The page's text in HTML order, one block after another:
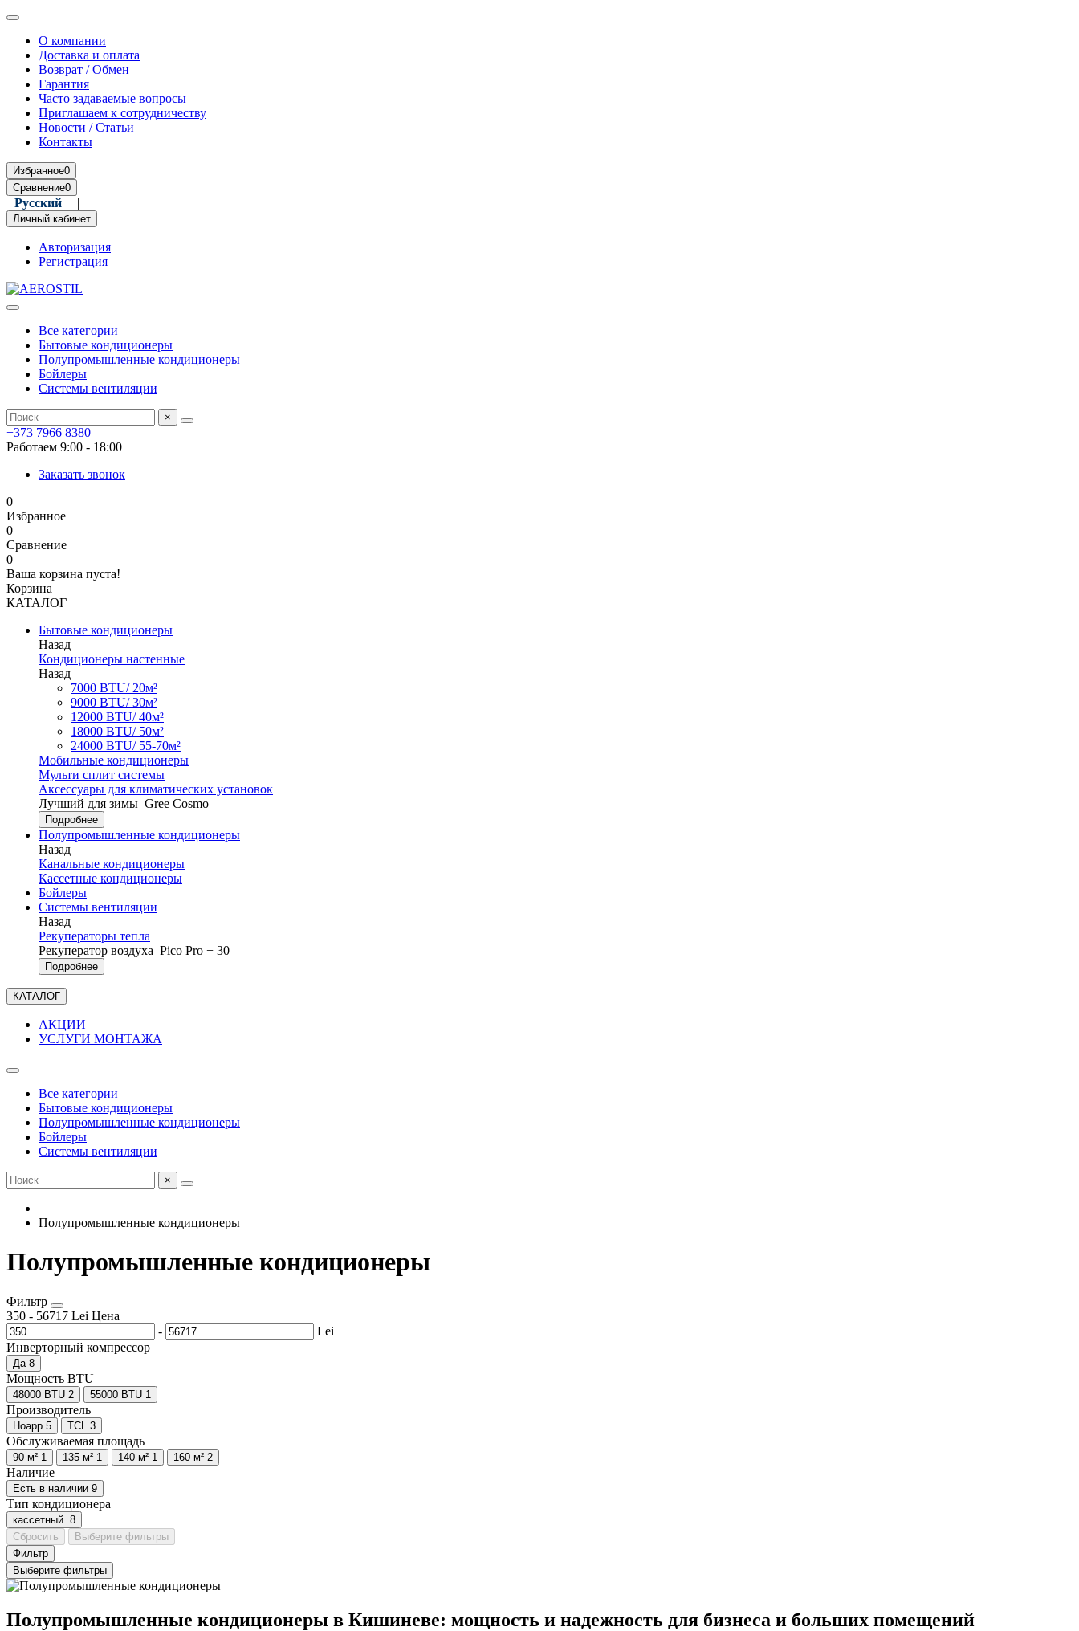
О компании
Доставка и оплата
Возврат / Обмен
Гарантия
Часто задаваемые вопросы
Приглашаем к сотрудничеству
Новости / Статьи
Контакты
Избранное0
Сравнение0
Русский |
Личный кабинет
Авторизация
Регистрация
Все категории
Бытовые кондиционеры
Полупромышленные кондиционеры
Бойлеры
Системы вентиляции
×
+373 7966 8380
Работаем 9:00 - 18:00
Заказать звонок
0
Избранное
0
Сравнение
0
Ваша корзина пуста!
Корзина
КАТАЛОГ
Бытовые кондиционеры
Назад
Кондиционеры настенные
Назад
7000 BTU/ 20м²
9000 BTU/ 30м²
12000 BTU/ 40м²
18000 BTU/ 50м²
24000 BTU/ 55-70м²
Мобильные кондиционеры
Мульти сплит системы
Аксессуары для климатических установок
Лучший для зимы Gree Cosmo
Подробнее
Полупромышленные кондиционеры
Назад
Канальные кондиционеры
Кассетные кондиционеры
Бойлеры
Системы вентиляции
Назад
Рекуператоры тепла
Рекуператор воздуха Pico Pro + 30
Подробнее
КАТАЛОГ
АКЦИИ
УСЛУГИ МОНТАЖА
Все категории
Бытовые кондиционеры
Полупромышленные кондиционеры
Бойлеры
Системы вентиляции
×
Полупромышленные кондиционеры
Полупромышленные кондиционеры
Фильтр
350 - 56717 Lei Цена
-
Lei
Инверторный компрессор
Да 8
Мощность BTU
48000 BTU 2 55000 BTU 1
Производитель
Hoapp 5 TCL 3
Обслуживаемая площадь
90 м² 1 135 м² 1 140 м² 1 160 м² 2
Наличие
Есть в наличии 9
Тип кондиционера
кассетный 8
Сбросить
Выберите фильтры
Фильтр
Выберите фильтры
Полупромышленные кондиционеры в Кишиневе: мощность и надежность для бизнеса и больших помещений